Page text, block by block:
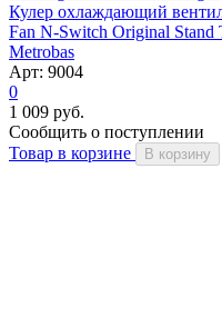
Кулер охлаждающий
Fan N-Switch Original Stand
Metrobas
Арт: 9004
0
1 009 руб.
Сообщить о поступлении
Товар в корзине
В корзину